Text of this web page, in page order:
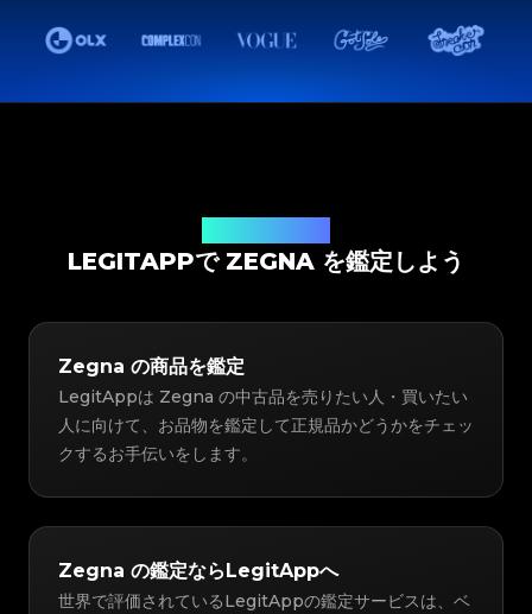
LEGITAPPで ZEGNA を鑑定しよう
Zegna の商品を鑑定
LegitAppは Zegna の中古品を売りたい人・買いたい
人に向けて、お品物を鑑定して正規品かどうかをチェッ
クするお手伝いをします。
Zegna の鑑定ならLegitAppへ
世界で評価されているLegitAppの鑑定サービスは、ベ